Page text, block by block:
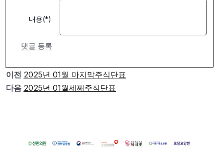
내용(*)
댓글 등록
이전 2025년 01월 마지막주식단표
다음 2025년 01월세째주식단표